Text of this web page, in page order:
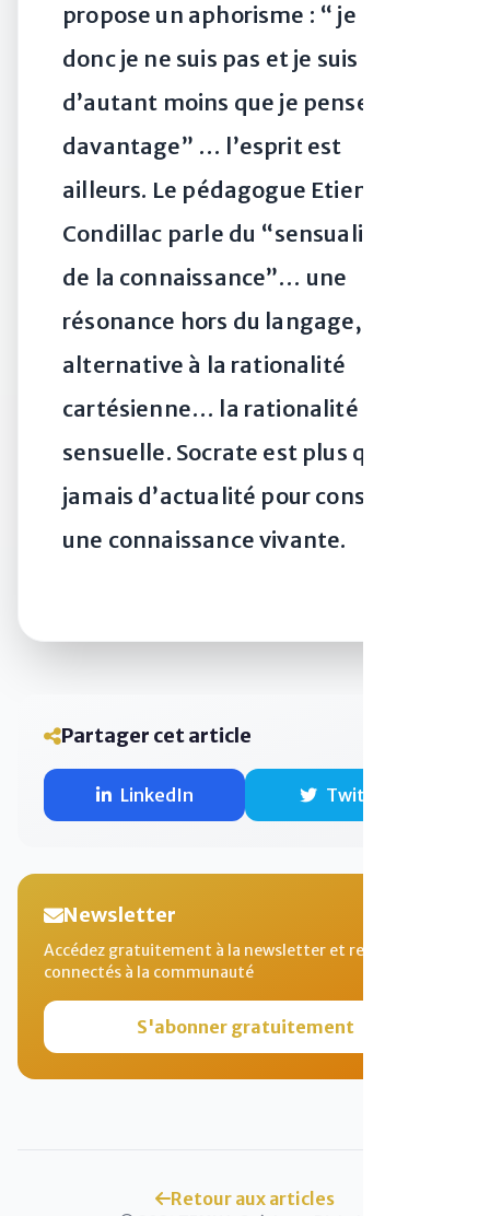
propose un aphorisme : “ je pense
donc je ne suis pas et je suis
d’autant moins que je pense
davantage” … l’esprit est
ailleurs. Le pédagogue Etienne de
Condillac parle du “sensualisme
de la connaissance”… une
résonance hors du langage, une
alternative à la rationalité
cartésienne… la rationalité
sensuelle. Socrate est plus que
jamais d’actualité pour construire
une connaissance vivante.
Partager cet article
LinkedIn Twitter
Newsletter
Accédez gratuitement à la newsletter et restez
connectés à la communauté
S'abonner gratuitement
Retour aux articles